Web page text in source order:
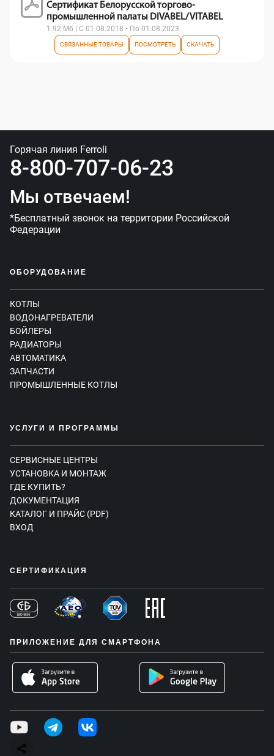
Сертификат Белорусской торгово-
промышленной палаты DIVABEL/ VITABEL
1.92 Мб | С 01.08.2018 • По 01.08.2023
СВЯЗАННЫЕ ТОВАРЫ ПОСМОТРЕТЬ СКАЧАТЬ
Горячая линия Ferroli
8-800-707-06-23
Мы отвечаем!
*Бесплатный звонок на территории Российской
Федерации
ОБОРУДОВАНИЕ
КОТЛЫ
ВОДОНАГРЕВАТЕЛИ
БОЙЛЕРЫ
РАДИАТОРЫ
АВТОМАТИКА
ЗАПЧАСТИ
ПРОМЫШЛЕННЫЕ КОТЛЫ
УСЛУГИ И ПРОГРАММЫ
СЕРВИСНЫЕ ЦЕНТРЫ
УСТАНОВКА И МОНТАЖ
ГДЕ КУПИТЬ?
ДОКУМЕНТАЦИЯ
КАТАЛОГ И ПРАЙС (PDF)
ВХОД
СЕРТИФИКАЦИЯ
ПРИЛОЖЕНИЕ ДЛЯ СМАРТФОНА